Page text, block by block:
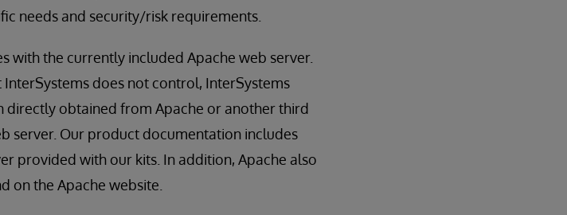
needs and security/risk requirements.
with the currently included Apache web server.
does not control, InterSystems
directly obtained from Apache or another third
server. Our product documentation includes
provided with our kits. In addition, Apache also
on the Apache website.